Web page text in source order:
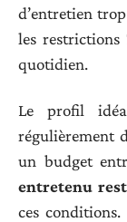
d’entretien
les restrictions
quotidien.
Le profil
régulièrement
un budget
entretenu
ces